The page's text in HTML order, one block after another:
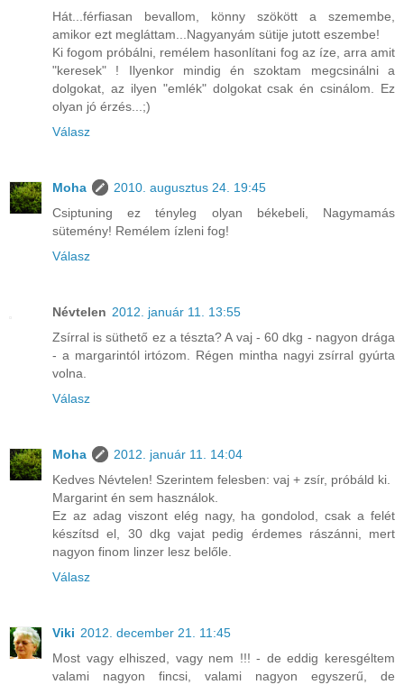
Hát...férfiasan bevallom, könny szökött a szemembe,
amikor ezt megláttam...Nagyanyám sütije jutott eszembe!
Ki fogom próbálni, remélem hasonlítani fog az íze, arra amit
"keresek" ! Ilyenkor mindig én szoktam megcsinálni a
dolgokat, az ilyen "emlék" dolgokat csak én csinálom. Ez
olyan jó érzés...;)
Válasz
Moha
2010. augusztus 24. 19:45
Csiptuning ez tényleg olyan békebeli, Nagymamás
sütemény! Remélem ízleni fog!
Válasz
Névtelen 2012. január 11. 13:55
Zsírral is süthető ez a tészta? A vaj - 60 dkg - nagyon drága
- a margarintól irtózom. Régen mintha nagyi zsírral gyúrta
volna.
Válasz
Moha
2012. január 11. 14:04
Kedves Névtelen! Szerintem felesben: vaj + zsír, próbáld ki.
Margarint én sem használok.
Ez az adag viszont elég nagy, ha gondolod, csak a felét
készítsd el, 30 dkg vajat pedig érdemes rászánni, mert
nagyon finom linzer lesz belőle.
Válasz
Viki 2012. december 21. 11:45
Most vagy elhiszed, vagy nem !!! - de eddig keresgéltem
valami nagyon fincsi, valami nagyon egyszerű, de